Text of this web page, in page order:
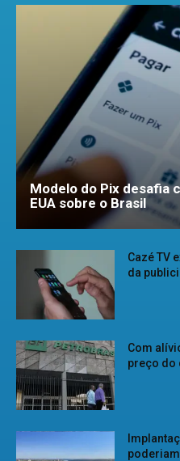
Modelo do Pix desafia
EUA sobre o Brasil
Cazé TV
da
Com
preço do